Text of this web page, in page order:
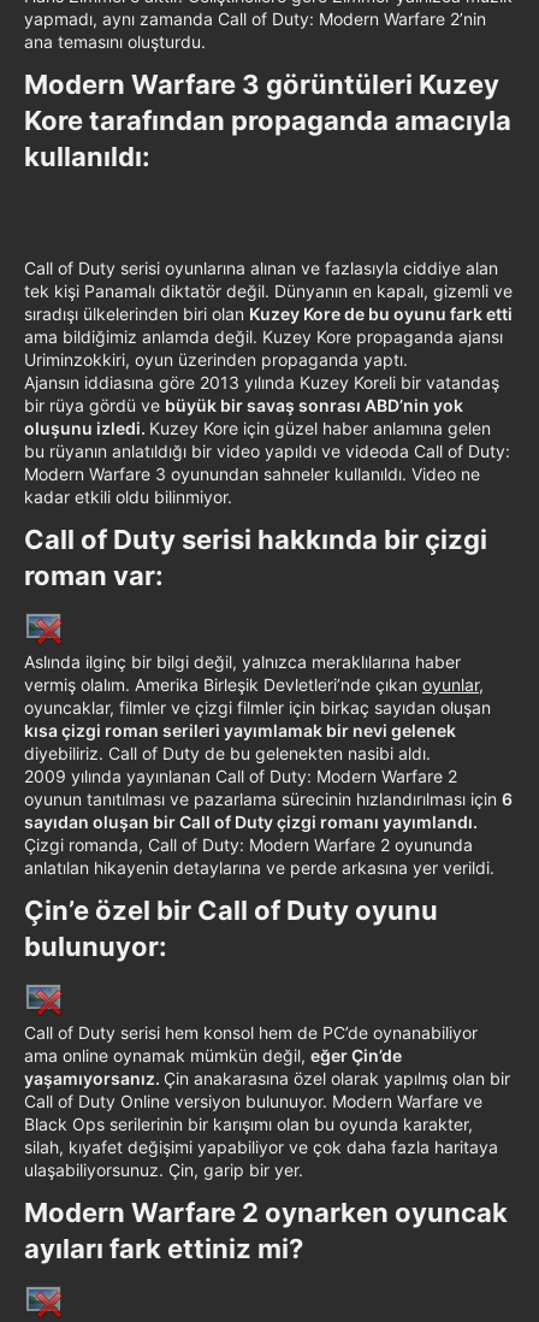
yapmadı, aynı zamanda Call of Duty: Modern Warfare 2’nin
ana temasını oluşturdu.
Modern Warfare 3 görüntüleri Kuzey
Kore tarafından propaganda amacıyla
kullanıldı:​
Call of Duty serisi oyunlarına alınan ve fazlasıyla ciddiye alan
tek kişi Panamalı diktatör değil. Dünyanın en kapalı, gizemli ve
sıradışı ülkelerinden biri olan Kuzey Kore de bu oyunu fark etti
ama bildiğimiz anlamda değil. Kuzey Kore propaganda ajansı
Uriminzokkiri, oyun üzerinden propaganda yaptı.
Ajansın iddiasına göre 2013 yılında Kuzey Koreli bir vatandaş
bir rüya gördü ve büyük bir savaş sonrası ABD’nin yok
oluşunu izledi. Kuzey Kore için güzel haber anlamına gelen
bu rüyanın anlatıldığı bir video yapıldı ve videoda Call of Duty:
Modern Warfare 3 oyunundan sahneler kullanıldı. Video ne
kadar etkili oldu bilinmiyor.
Call of Duty serisi hakkında bir çizgi
roman var:​
Aslında ilginç bir bilgi değil, yalnızca meraklılarına haber
vermiş olalım. Amerika Birleşik Devletleri’nde çıkan oyunlar,
oyuncaklar, filmler ve çizgi filmler için birkaç sayıdan oluşan
kısa çizgi roman serileri yayımlamak bir nevi gelenek
diyebiliriz. Call of Duty de bu gelenekten nasibi aldı.
2009 yılında yayınlanan Call of Duty: Modern Warfare 2
oyunun tanıtılması ve pazarlama sürecinin hızlandırılması için 6
sayıdan oluşan bir Call of Duty çizgi romanı yayımlandı.
Çizgi romanda, Call of Duty: Modern Warfare 2 oyununda
anlatılan hikayenin detaylarına ve perde arkasına yer verildi.
Çin’e özel bir Call of Duty oyunu
bulunuyor:​
Call of Duty serisi hem konsol hem de PC’de oynanabiliyor
ama online oynamak mümkün değil, eğer Çin’de
yaşamıyorsanız. Çin anakarasına özel olarak yapılmış olan bir
Call of Duty Online versiyon bulunuyor. Modern Warfare ve
Black Ops serilerinin bir karışımı olan bu oyunda karakter,
silah, kıyafet değişimi yapabiliyor ve çok daha fazla haritaya
ulaşabiliyorsunuz. Çin, garip bir yer.
Modern Warfare 2 oynarken oyuncak
ayıları fark ettiniz mi?​